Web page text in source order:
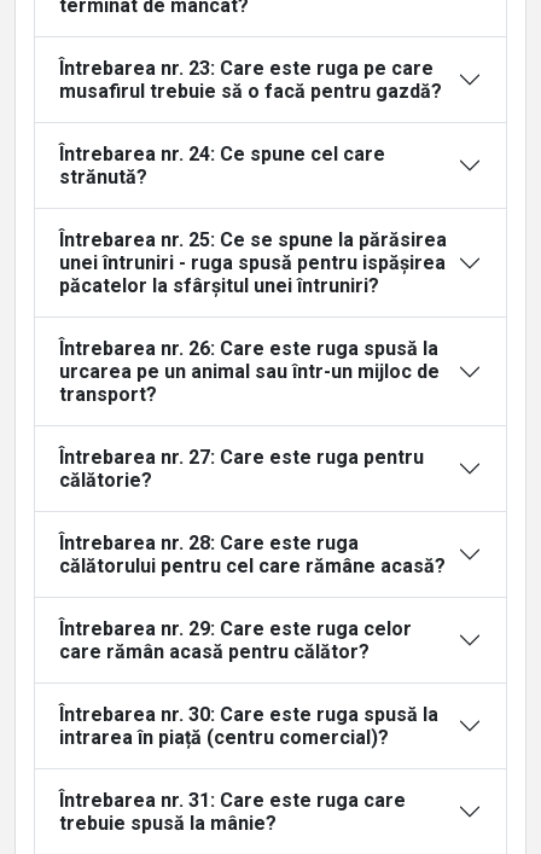
terminat de mâncat?
Întrebarea nr. 23: Care este ruga pe care
musafirul trebuie să o facă pentru gazdă?
Întrebarea nr. 24: Ce spune cel care
strănută?
Întrebarea nr. 25: Ce se spune la părăsirea
unei întruniri - ruga spusă pentru ispășirea
păcatelor la sfârșitul unei întruniri?
Întrebarea nr. 26: Care este ruga spusă la
urcarea pe un animal sau într-un mijloc de
transport?
Întrebarea nr. 27: Care este ruga pentru
călătorie?
Întrebarea nr. 28: Care este ruga
călătorului pentru cel care rămâne acasă?
Întrebarea nr. 29: Care este ruga celor
care rămân acasă pentru călător?
Întrebarea nr. 30: Care este ruga spusă la
intrarea în piață (centru comercial)?
Întrebarea nr. 31: Care este ruga care
trebuie spusă la mânie?